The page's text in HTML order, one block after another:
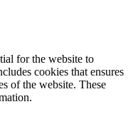
for the website to
cookies that ensures
of the website. These